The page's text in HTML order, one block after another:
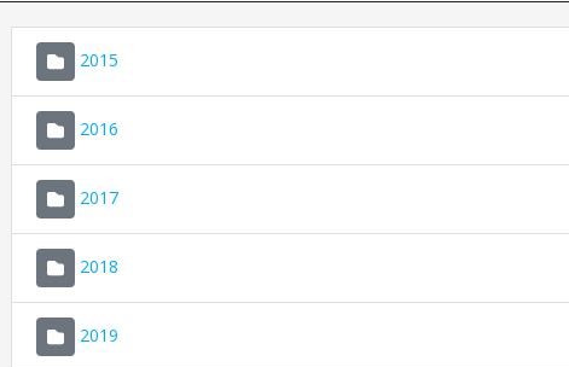
2015
2016
2017
2018
2019